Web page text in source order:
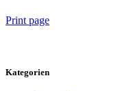
Print page
Kategorien